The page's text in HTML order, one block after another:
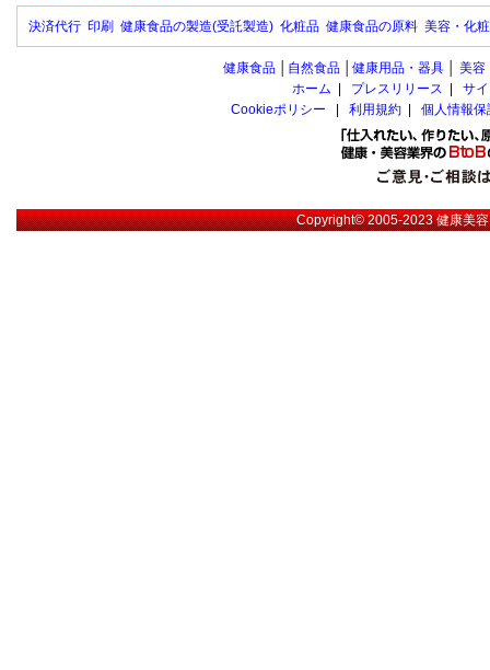
決済代行 印刷 健康食品の製造(受託製造) 化粧品 健康食品の原料 美容・化
健康食品 自然食品 健康用品・器具 美容
ホーム
プレスリリース
サ
Cookieポリシー
利用規約 個人情報
Copyright© 2005-2023健康美